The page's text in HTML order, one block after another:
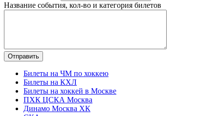
Название события, кол-во и категория билетов
Билеты на ЧМ по хоккею
Билеты на КХЛ
Билеты на хоккей в Москве
ПХК ЦСКА Москва
Динамо Москва ХК